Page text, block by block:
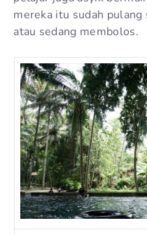
mereka itu sudah
atau sedang membolos.